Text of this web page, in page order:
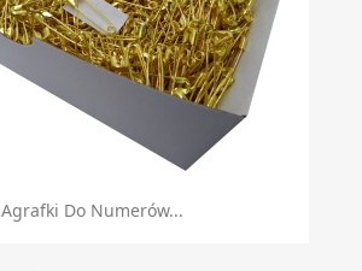
Agrafki Do Numerów...